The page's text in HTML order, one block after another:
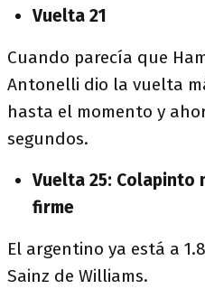
Vuelta 21
Cuando parecía que
Antonelli dio la vuelta
hasta el momento y
segundos.
Vuelta 25: Colapinto
firme
El argentino ya está a
Sainz de Williams.